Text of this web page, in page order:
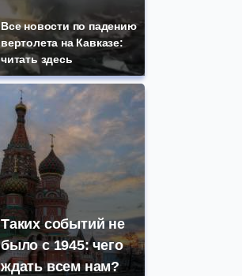
Все новости по падению
вертолета на Кавказе:
читать здесь
Таких событий не
было с 1945: чего
ждать всем нам?